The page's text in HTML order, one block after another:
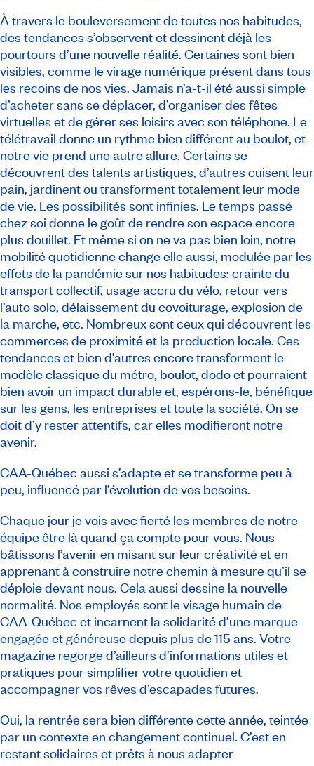
À travers le bouleversement de toutes nos habitudes,
des tendances s’observent et dessinent déjà les
pourtours d’une nouvelle réalité. Certaines sont bien
visibles, comme le virage numérique présent dans tous
les recoins de nos vies. Jamais n’a-t-il été aussi simple
d’acheter sans se déplacer, d’organiser des fêtes
virtuelles et de gérer ses loisirs avec son téléphone. Le
télétravail donne un rythme bien différent au boulot, et
notre vie prend une autre allure. Certains se
découvrent des talents artistiques, d’autres cuisent leur
pain, jardinent ou transforment totalement leur mode
de vie. Les possibilités sont infinies. Le temps passé
chez soi donne le goût de rendre son espace encore
plus douillet. Et même si on ne va pas bien loin, notre
mobilité quotidienne change elle aussi, modulée par les
effets de la pandémie sur nos habitudes: crainte du
transport collectif, usage accru du vélo, retour vers
l’auto solo, délaissement du covoiturage, explosion de
la marche, etc. Nombreux sont ceux qui découvrent les
commerces de proximité et la production locale. Ces
tendances et bien d’autres encore transforment le
modèle classique du métro, boulot, dodo et pourraient
bien avoir un impact durable et, espérons-le, bénéfique
sur les gens, les entreprises et toute la société. On se
doit d’y rester attentifs, car elles modifieront notre
avenir.
CAA-Québec aussi s’adapte et se transforme peu à
peu, influencé par l’évolution de vos besoins.
Chaque jour je vois avec fierté les membres de notre
équipe être là quand ça compte pour vous. Nous
bâtissons l’avenir en misant sur leur créativité et en
apprenant à construire notre chemin à mesure qu’il se
déploie devant nous. Cela aussi dessine la nouvelle
normalité. Nos employés sont le visage humain de
CAA-Québec et incarnent la solidarité d’une marque
engagée et généreuse depuis plus de 115 ans. Votre
magazine regorge d’ailleurs d’informations utiles et
pratiques pour simplifier votre quotidien et
accompagner vos rêves d’escapades futures.
Oui, la rentrée sera bien différente cette année, teintée
par un contexte en changement continuel. C’est en
restant solidaires et prêts à nous adapter